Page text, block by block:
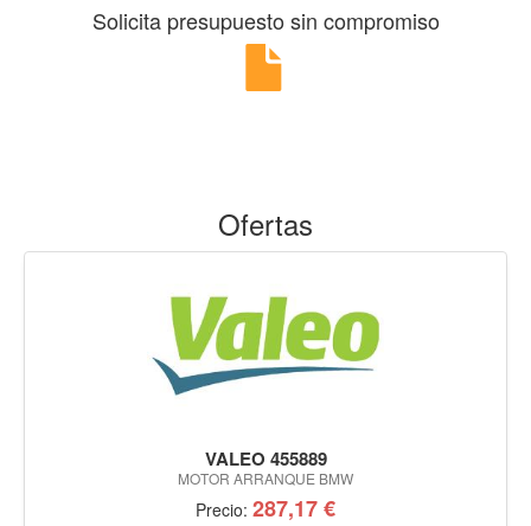
Solicita presupuesto sin compromiso
Ofertas
VALEO 455889
MOTOR ARRANQUE BMW
Precio: 287,17 €